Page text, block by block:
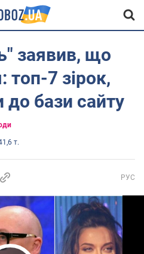
заявив, що
топ-7 зірок,
до бази сайту
т.
РУС